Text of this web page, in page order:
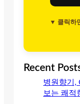
▼ 클릭하
Recent
병원향기,
보는 쾌적